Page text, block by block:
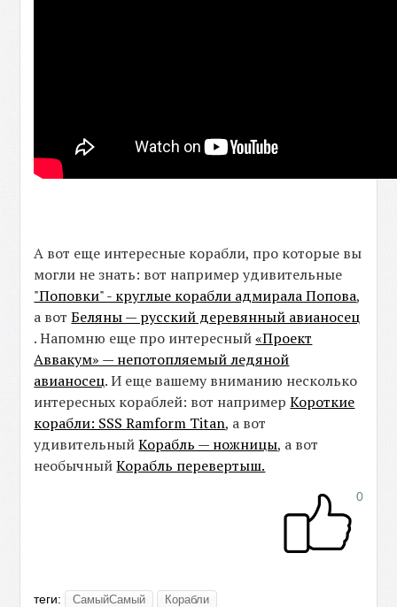
А вот еще интересные корабли, про которые вы
могли не знать: вот например удивительные
"Поповки" - круглые корабли адмирала Попова,
а вотБеляны — русский деревянный авианосец
. Напомню еще про интересный«Проект
Аввакум» — непотопляемый ледяной
авианосец. И еще вашему вниманию несколько
интересных кораблей: вот напримерКороткие
корабли: SSS Ramform Titan, а вот
удивительныйКорабль — ножницы, а вот
необычныйКорабль перевертыш.
0
теги: СамыйСамый Корабли